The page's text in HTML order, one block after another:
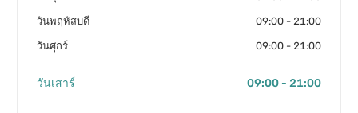
วันพฤหัสบดี 09:00 - 21:00
วันศุกร์ 09:00 - 21:00
วันเสาร์ 09:00 - 21:00